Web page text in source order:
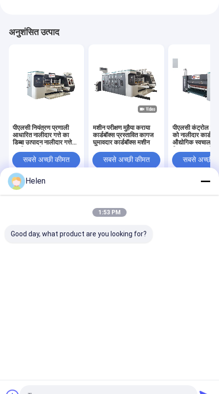
अनुशंसित उत्पाद
पीएलसी नियंत्रण प्रणाली
आधारित नालीदार गत्ते का
डिब्बा उत्पादन नालीदार गत्ते
सबसे अच्छी कीमत
मशीन परीक्षण मुहैया कराया
कार्डबॉक्स प्रस्तावित कागज
घुमावदार कार्डबॉक्स मशीन
सबसे अच्छी कीमत
पीएलसी कंट्रोल
को नालीदार
औद्योगिक स्वचालन
विकसित किया गया
सबसे अच्छी
होम हमारे बारे में हमसे संपर्क करें
Desktop Site
साइटमैप
Privacy Policy
Reserved.
Helen
1:53 PM
Good day, what product are you looking for?